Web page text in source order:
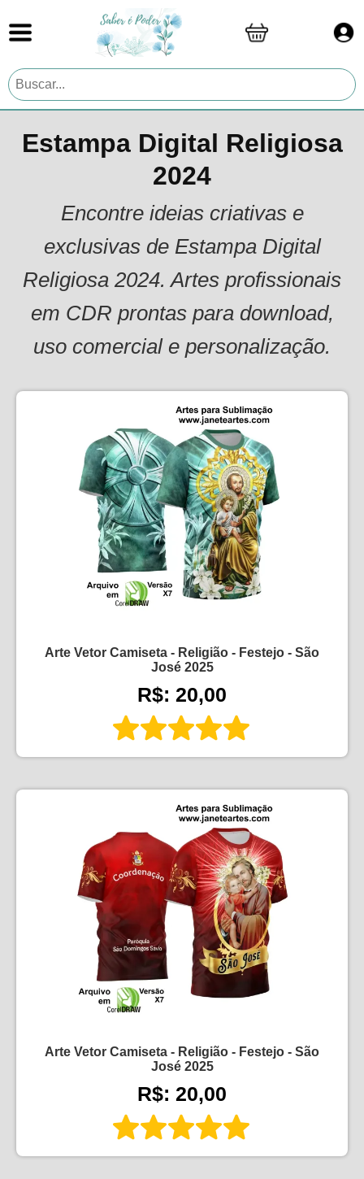
Estampa Digital Religiosa
2024
Encontre ideias criativas e
exclusivas de Estampa Digital
Religiosa 2024. Artes profissionais
em CDR prontas para download,
uso comercial e personalização.
Arte Vetor Camiseta - Religião - Festejo - São
José 2025
R$: 20,00
Arte Vetor Camiseta - Religião - Festejo - São
José 2025
R$: 20,00